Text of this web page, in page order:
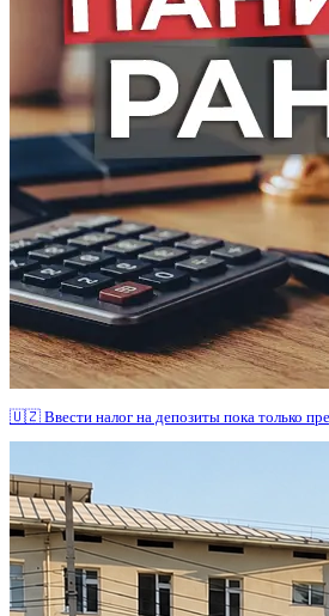
🇺🇿 Ввести налог на депозиты пока только